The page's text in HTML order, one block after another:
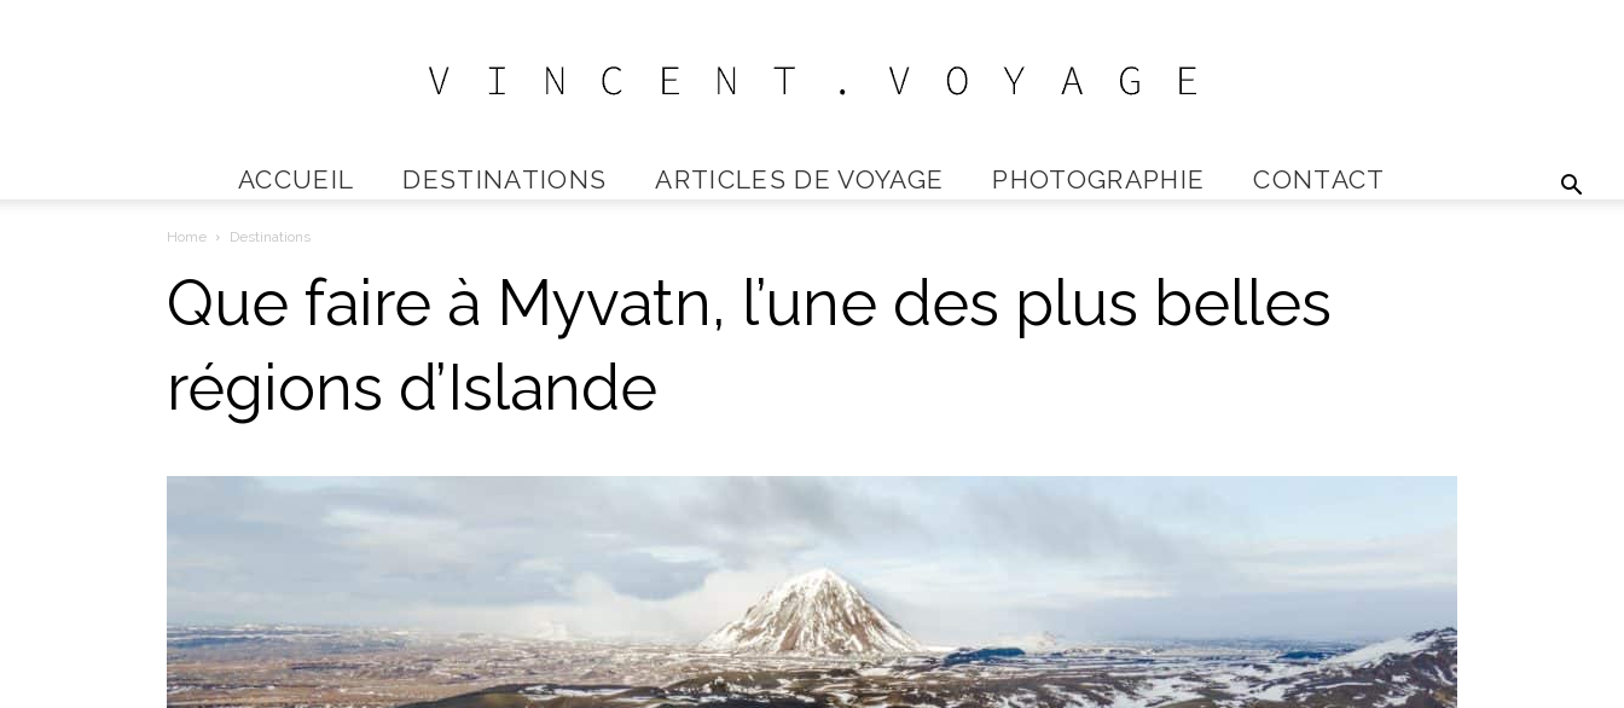
Vincent
ACCUEIL DESTINATIONS ARTICLES DE VOYAGE PHOTOGRAPHIE CONTACT
Home Destinations
Que faire à Myvatn, l’une des plus belles
régions d’Islande